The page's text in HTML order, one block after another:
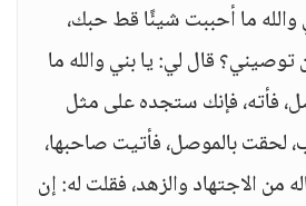
والله ما أحببت شيئًا قط حبك،
توصيني؟ قال لي: يا بني والله ما
فأته، فإنك ستجده على مثل
لحقت بالموصل، فأتيت صاحبها،
الاجتهاد والزهد، فقلت له: إن